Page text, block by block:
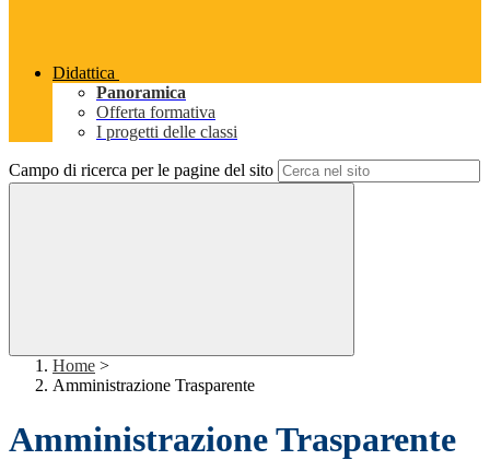
Didattica
Panoramica
Offerta formativa
I progetti delle classi
Campo di ricerca per le pagine del sito
Home >
Amministrazione Trasparente
Amministrazione Trasparente